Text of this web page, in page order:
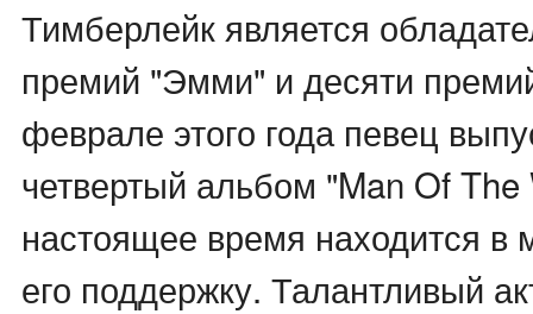
Тимберлейк является
премий "Эмми" и десяти
феврале этого года певец
четвертый альбом "Man Of The
настоящее время находится в
его поддержку. Талантливый